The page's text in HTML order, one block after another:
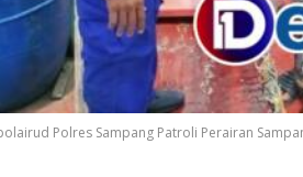
Polres Sampang Patroli Perairan